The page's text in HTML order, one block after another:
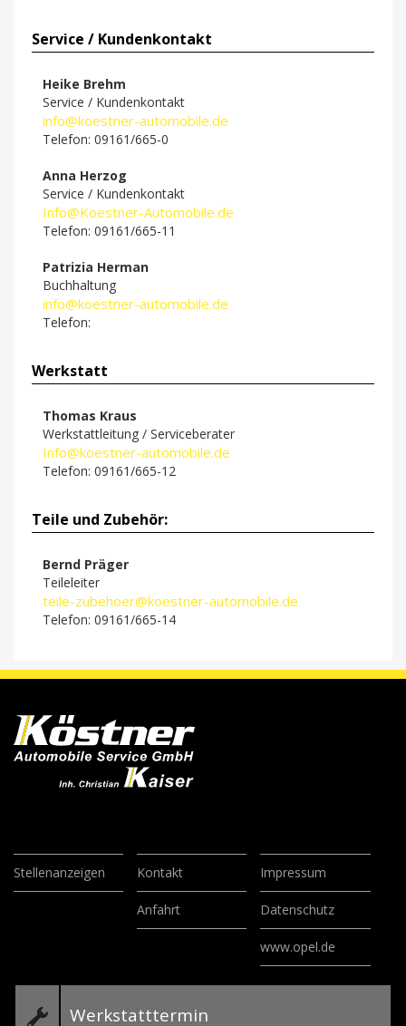
Service / Kundenkontakt
Heike Brehm
Service / Kundenkontakt
info@koestner-automobile.de
Telefon: 09161/665-0
Anna Herzog
Service / Kundenkontakt
Info@Koestner-Automobile.de
Telefon: 09161/665-11
Patrizia Herman
Buchhaltung
info@koestner-automobile.de
Telefon:
Werkstatt
Thomas Kraus
Werkstattleitung / Serviceberater
Info@koestner-automobile.de
Telefon: 09161/665-12
Teile und Zubehör:
Bernd Präger
Teileleiter
teile-zubehoer@koestner-automobile.de
Telefon: 09161/665-14
Stellenanzeigen Kontakt
Anfahrt
Impressum
Datenschutz
www.opel.de
Werkstatttermin